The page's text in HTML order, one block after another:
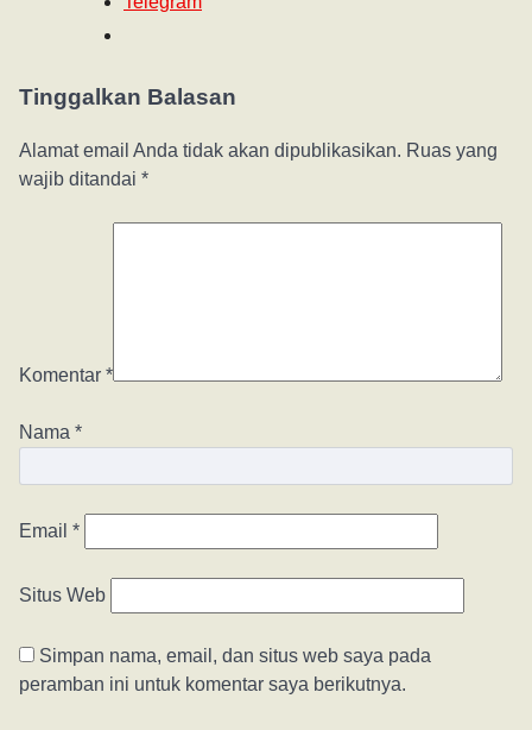
Tinggalkan Balasan
Alamat email Anda tidak akan dipublikasikan. Ruas yang
wajib ditandai *
Komentar *
Nama *
Email *
Situs Web
Simpan nama, email, dan situs web saya pada
peramban ini untuk komentar saya berikutnya.